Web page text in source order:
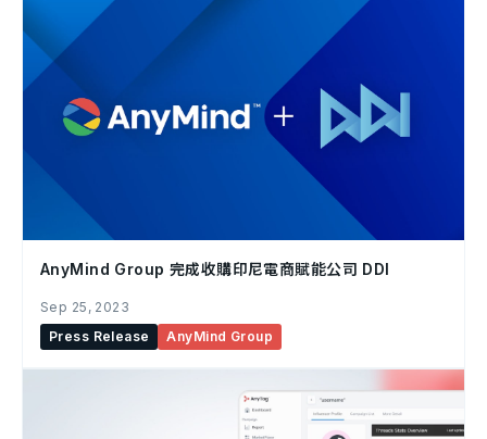
AnyMind Group 完成收購印尼電商賦能公司 DDI
Sep 25, 2023
Press Release
AnyMind Group